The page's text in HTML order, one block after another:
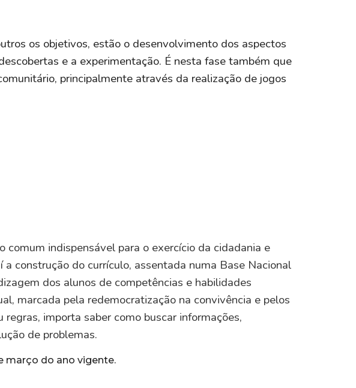
os objetivos, estão o desenvolvimento dos aspectos
e a experimentação. É nesta fase também que
principalmente através da realização de jogos
indispensável para o exercício da cidadania e
construção do currículo, assentada numa Base Nacional
dos alunos de competências e habilidades
marcada pela redemocratização na convivência e pelos
importa saber como buscar informações,
de problemas.
março do ano vigente.